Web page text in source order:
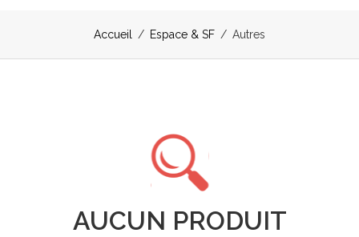
Accueil / Espace & SF / Autres
AUCUN PRODUIT